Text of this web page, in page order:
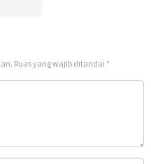
Ruas yang wajib ditandai *